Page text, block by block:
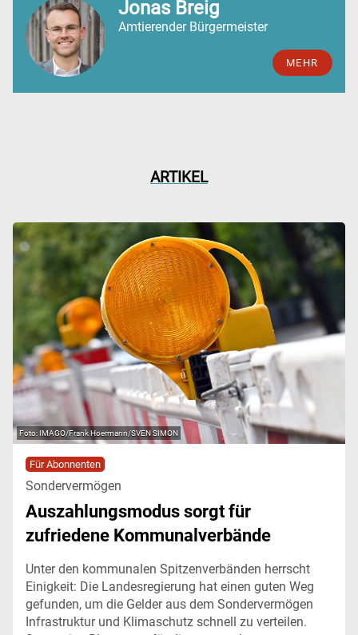
Jonas Breig
Amtierender Bürgermeister
MEHR
ARTIKEL
IMAGO/Frank Hoermann/SVEN SIMON
Für Abonnenten
Sondervermögen
Auszahlungsmodus sorgt für
zufriedene Kommunalverbände
Unter den kommunalen Spitzenverbänden herrscht
Einigkeit: Die Landesregierung hat einen guten Weg
gefunden, um die Gelder aus dem Sondervermögen
Infrastruktur und Klimaschutz schnell zu verteilen.